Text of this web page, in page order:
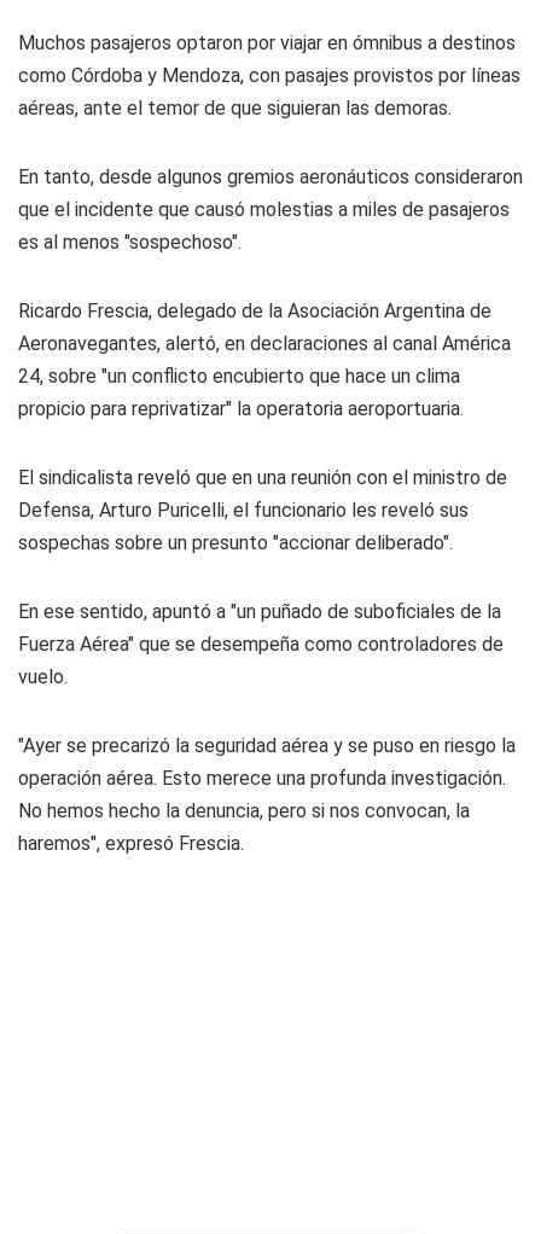
Muchos pasajeros optaron por viajar en ómnibus a destinos
como Córdoba y Mendoza, con pasajes provistos por líneas
aéreas, ante el temor de que siguieran las demoras.
En tanto, desde algunos gremios aeronáuticos consideraron
que el incidente que causó molestias a miles de pasajeros
es al menos "sospechoso".
Ricardo Frescia, delegado de la Asociación Argentina de
Aeronavegantes, alertó, en declaraciones al canal América
24, sobre "un conflicto encubierto que hace un clima
propicio para reprivatizar" la operatoria aeroportuaria.
El sindicalista reveló que en una reunión con el ministro de
Defensa, Arturo Puricelli, el funcionario les reveló sus
sospechas sobre un presunto "accionar deliberado".
En ese sentido, apuntó a "un puñado de suboficiales de la
Fuerza Aérea" que se desempeña como controladores de
vuelo.
"Ayer se precarizó la seguridad aérea y se puso en riesgo la
operación aérea. Esto merece una profunda investigación.
No hemos hecho la denuncia, pero si nos convocan, la
haremos", expresó Frescia.